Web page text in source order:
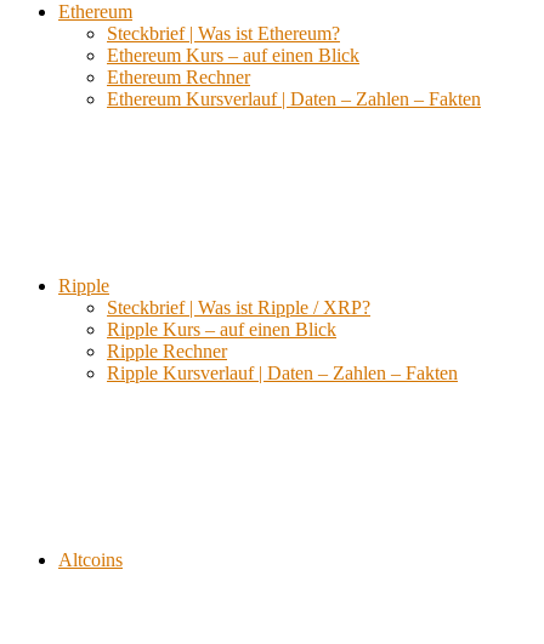
Ethereum
Steckbrief | Was ist Ethereum?
Ethereum Kurs – auf einen Blick
Ethereum Rechner
Ethereum Kursverlauf | Daten – Zahlen – Fakten
Ripple
Steckbrief | Was ist Ripple / XRP?
Ripple Kurs – auf einen Blick
Ripple Rechner
Ripple Kursverlauf | Daten – Zahlen – Fakten
Altcoins